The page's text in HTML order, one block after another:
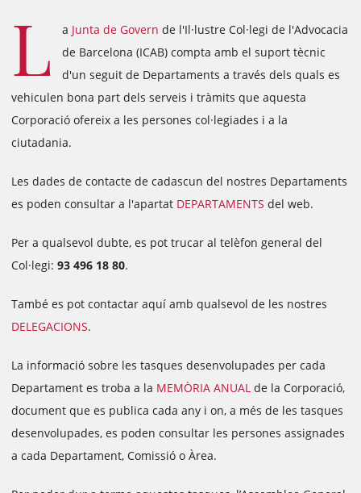
L a Junta de Govern de l'Il·lustre Col·legi de l'Advocacia
de Barcelona (ICAB) compta amb el suport tècnic
d'un seguit de Departaments a través dels quals es
vehiculen bona part dels serveis i tràmits que aquesta
Corporació ofereix a les persones col·legiades i a la
ciutadania.
Les dades de contacte de cadascun del nostres Departaments
es poden consultar a l'apartat DEPARTAMENTS del web.
Per a qualsevol dubte, es pot trucar al telèfon general del
Col·legi: 93 496 18 80.
També es pot contactar aquí amb qualsevol de les nostres
DELEGACIONS.
La informació sobre les tasques desenvolupades per cada
Departament es troba a la MEMÒRIA ANUAL de la Corporació,
document que es publica cada any i on, a més de les tasques
desenvolupades, es poden consultar les persones assignades
a cada Departament, Comissió o Àrea.